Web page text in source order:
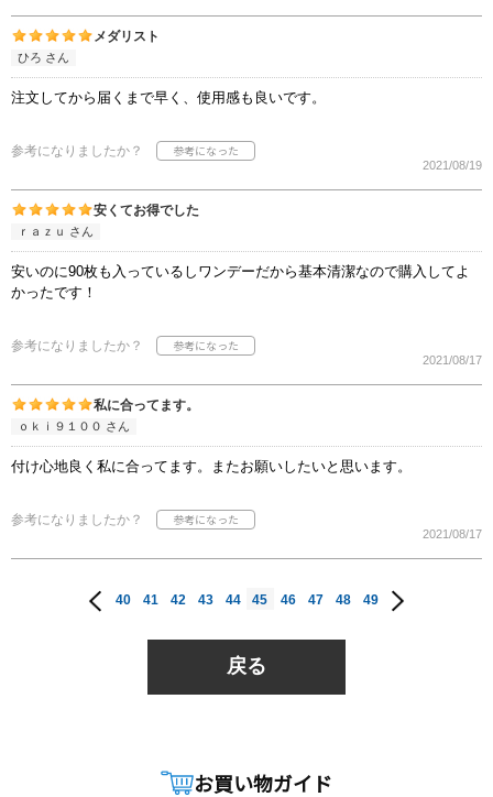
メダリスト
ひろ さん
注文してから届くまで早く、使用感も良いです。
参考になりましたか？
2021/08/19
安くてお得でした
ｒａｚｕ さん
安いのに90枚も入っているしワンデーだから基本清潔なので購入してよ
かったです！
参考になりましたか？
2021/08/17
私に合ってます。
ｏｋｉ９１００ さん
付け心地良く私に合ってます。またお願いしたいと思います。
参考になりましたか？
2021/08/17
40 41 42 43 44 45 46 47 48 49
戻る
お買い物ガイド